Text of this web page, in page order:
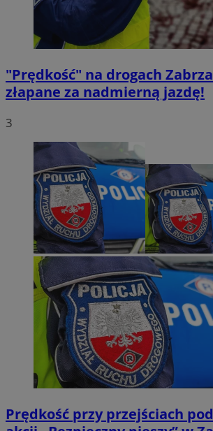
"Prędkość" na drogach
złapane za nadmierną jazdę!
3
Prędkość przy przejściach